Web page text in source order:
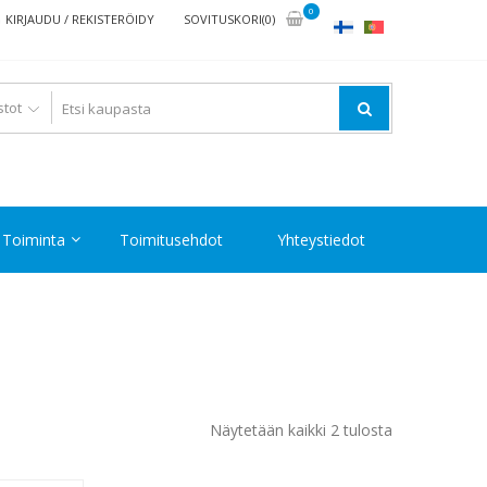
KIRJAUDU / REKISTERÖIDY SOVITUSKORI(0)
0
Toiminta Toimitusehdot Yhteystiedot
Näytetään kaikki 2 tulosta